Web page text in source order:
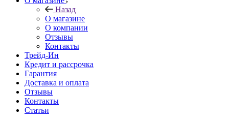
Назад
О магазине
О компании
Отзывы
Контакты
Трейд-Ин
Кредит и рассрочка
Гарантия
Доставка и оплата
Отзывы
Контакты
Статьи